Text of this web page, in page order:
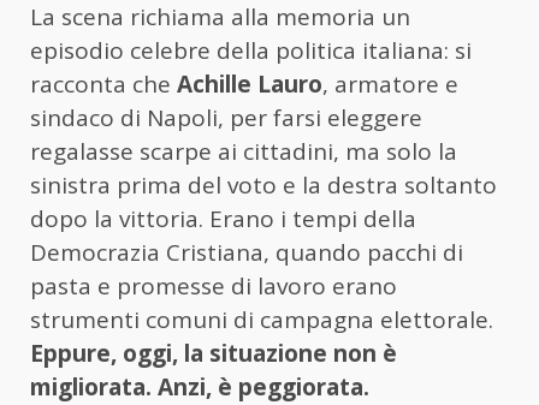
La scena richiama alla memoria un
episodio celebre della politica italiana: si
racconta che Achille Lauro, armatore e
sindaco di Napoli, per farsi eleggere
regalasse scarpe ai cittadini, ma solo la
sinistra prima del voto e la destra soltanto
dopo la vittoria. Erano i tempi della
Democrazia Cristiana, quando pacchi di
pasta e promesse di lavoro erano
strumenti comuni di campagna elettorale.
Eppure, oggi, la situazione non è
migliorata. Anzi, è peggiorata.